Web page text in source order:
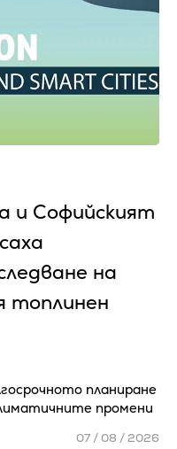
и Софийският
на
топлинен
планиране
промени
07 / 08 / 2026